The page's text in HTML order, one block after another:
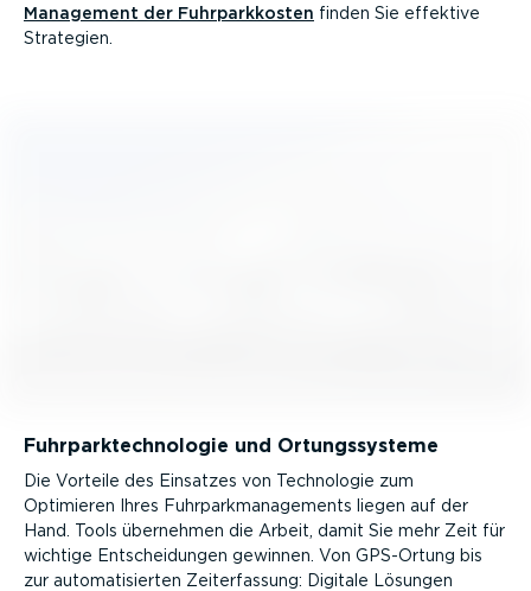
Management der Fuhrpark­kosten finden Sie effektive
Strategien.
Fuhrpark­tech­no­logie und Ortungs­systeme
Die Vorteile des Einsatzes von Technologie zum
Optimieren Ihres Fuhrpark­ma­nage­ments liegen auf der
Hand. Tools übernehmen die Arbeit, damit Sie mehr Zeit für
wichtige Entschei­dungen gewinnen. Von GPS-Ortung bis
zur automa­ti­sierten Zeiter­fassung: Digitale Lösungen